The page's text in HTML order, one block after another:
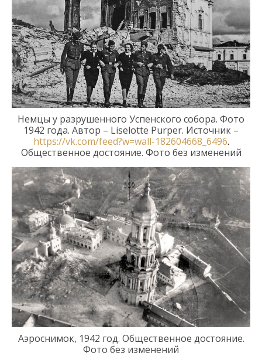
Немцы у разрушенного Успенского собора. Фото
1942 года. Автор – Liselotte Purper. Источник –
https://vk.com/feed?w=wall-182604668_6496.
Общественное достояние. Фото без изменений
Аэроснимок, 1942 год. Общественное достояние.
Фото без изменений